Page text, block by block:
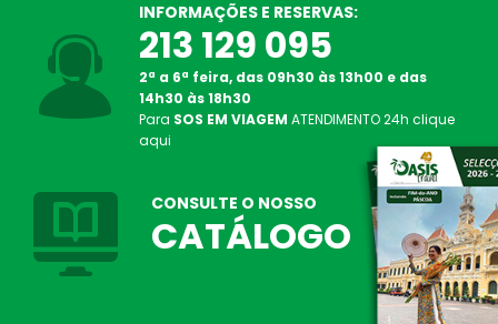
SOS Atendimento 24 Horas
Oasis Corporate
Empresas e viagens de incentivo
INFORMAÇÕES E RESERVAS:
213 129 095
2ª a 6ª feira, das 09h30 às 13h00 e das
14h30 às 18h30
Para SOS EM VIAGEM ATENDIMENTO24h clique
aqui
CONSULTE O NOSSO
CATÁLOGO